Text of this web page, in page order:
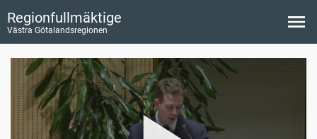
Regionfullmäktige
Västra Götalandsregionen